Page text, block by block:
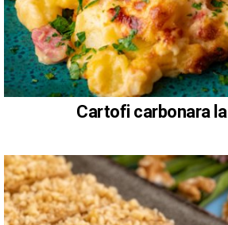
Cartofi carbonara